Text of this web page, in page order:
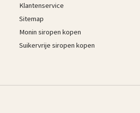
Klantenservice
Sitemap
Monin siropen kopen
Suikervrije siropen kopen